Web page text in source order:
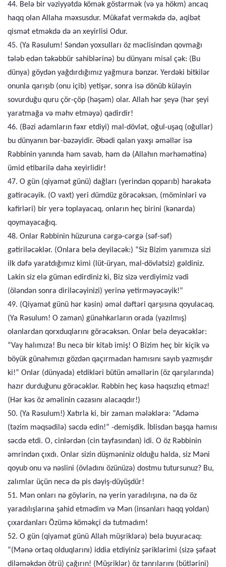
44. Belə bir vəziyyətdə kömək göstərmək (və ya hökm) ancaq
haqq olan Allaha məxsusdur. Mükafat verməkdə də, aqibət
qismət etməkdə də ən xeyirlisi Odur.
45. (Ya Rəsulum! Səndən yoxsulları öz məclisindən qovmağı
tələb edən təkəbbür sahiblərinə) bu dünyanı misal çək: (Bu
dünya) göydən yağdırdığımız yağmura bənzər. Yerdəki bitkilər
onunla qarışıb (onu içib) yetişər, sonra isə dönüb küləyin
sovurduğu quru çör-çöp (həşəm) olar. Allah hər şeyə (hər şeyi
yaratmağa və məhv etməyə) qadirdir!
46. (Bəzi adamların fəxr etdiyi) mal-dövlət, oğul-uşaq (oğullar)
bu dünyanın bər-bəzəyidir. Əbədi qalan yaxşı əməllər isə
Rəbbinin yanında həm savab, həm də (Allahın mərhəmətinə)
ümid etibarilə daha xeyirlidir!
47. O gün (qiyamət günü) dağları (yerindən qoparıb) hərəkətə
gətirəcəyik. (O vaxt) yeri dümdüz görəcəksən, (möminləri və
kafirləri) bir yerə toplayacaq, onların heç birini (kənarda)
qoymayacağıq.
48. Onlar Rəbbinin hüzuruna cərgə-cərgə (səf-səf)
gətiriləcəklər. (Onlara belə deyiləcək:) “Siz Bizim yanımıza sizi
ilk dəfə yaratdığımız kimi (lüt-üryan, mal-dövlətsiz) gəldiniz.
Lakin siz elə güman edirdiniz ki, Biz sizə verdiyimiz vədi
(öləndən sonra diriləcəyinizi) yerinə yetirməyəcəyik!”
49. (Qiyamət günü hər kəsin) əməl dəftəri qarşısına qoyulacaq.
(Ya Rəsulum! O zaman) günahkarların orada (yazılmış)
olanlardan qorxduqlarını görəcəksən. Onlar belə deyəcəklər:
“Vay halımıza! Bu necə bir kitab imiş! O Bizim heç bir kiçik və
böyük günahımızı gözdən qaçırmadan hamısını sayıb yazmışdır
ki!” Onlar (dünyada) etdikləri bütün əməllərin (öz qarşılarında)
hazır durduğunu görəcəklər. Rəbbin heç kəsə haqsızlıq etməz!
(Hər kəs öz əməlinin cəzasını alacaqdır!)
50. (Ya Rəsulum!) Xatırla ki, bir zaman mələklərə: “Adəmə
(təzim məqsədilə) səcdə edin!” -demişdik. İblisdən başqa hamısı
səcdə etdi. O, cinlərdən (cin tayfasından) idi. O öz Rəbbinin
əmrindən çıxdı. Onlar sizin düşməniniz olduğu halda, siz Məni
qoyub onu və nəslini (övladını özünüzə) dostmu tutursunuz? Bu,
zalımlar üçün necə də pis dəyiş-düyüşdür!
51. Mən onları nə göylərin, nə yerin yaradılışına, nə də öz
yaradılışlarına şahid etmədim və Mən (insanları haqq yoldan)
çıxardanları Özümə köməkçi də tutmadım!
52. O gün (qiyamət günü Allah müşriklərə) belə buyuracaq:
“(Mənə ortaq olduqlarını) iddia etdiyiniz şəriklərimi (sizə şəfaət
diləməkdən ötrü) çağırın! (Müşriklər) öz tanrılarını (bütlərini)